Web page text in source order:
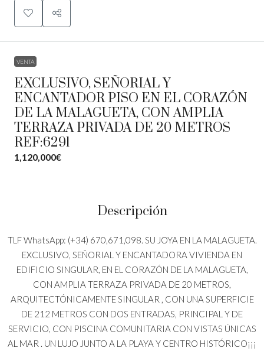
VENTA
EXCLUSIVO, SEÑORIAL Y
ENCANTADOR PISO EN EL CORAZÓN
DE LA MALAGUETA, CON AMPLIA
TERRAZA PRIVADA DE 20 METROS
REF:6291
1,120,000€
Descripción
TLF WhatsApp: (+34) 670,671,098. SU JOYA EN LA MALAGUETA.
EXCLUSIVO, SEÑORIAL Y ENCANTADORA VIVIENDA EN
EDIFICIO SINGULAR, EN EL CORAZÓN DE LA MALAGUETA,
CON AMPLIA TERRAZA PRIVADA DE 20 METROS,
ARQUITECTÓNICAMENTE SINGULAR , CON UNA SUPERFICIE
DE 212 METROS CON DOS ENTRADAS, PRINCIPAL Y DE
SERVICIO, CON PISCINA COMUNITARIA CON VISTAS ÚNICAS
AL MAR . UN LUJO JUNTO A LA PLAYA Y CENTRO HISTÓRICO¡¡¡